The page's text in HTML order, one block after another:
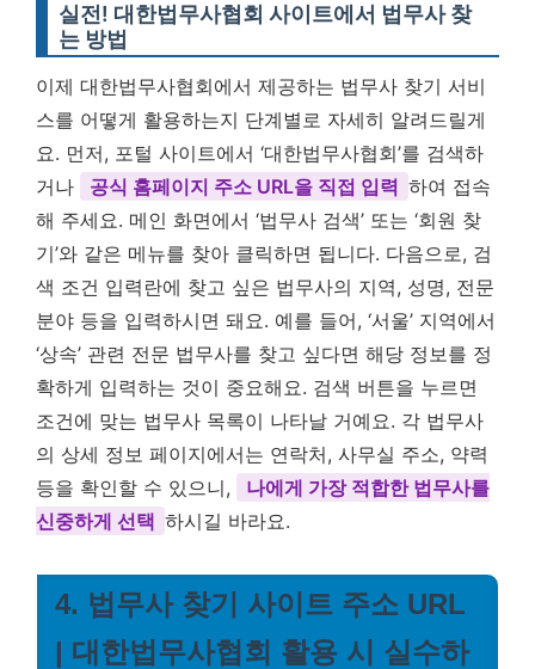
실전! 대한법무사협회 사이트에서 법무사 찾
는 방법
이제 대한법무사협회에서 제공하는 법무사 찾기 서비
스를 어떻게 활용하는지 단계별로 자세히 알려드릴게
요. 먼저, 포털 사이트에서 ‘대한법무사협회’를 검색하
거나
공식 홈페이지 주소 URL을 직접 입력 하여 접속
해 주세요. 메인 화면에서 ‘법무사 검색’ 또는 ‘회원 찾
기’와 같은 메뉴를 찾아 클릭하면 됩니다. 다음으로, 검
색 조건 입력란에 찾고 싶은 법무사의 지역, 성명, 전문
분야 등을 입력하시면 돼요. 예를 들어, ‘서울’ 지역에서
‘상속’ 관련 전문 법무사를 찾고 싶다면 해당 정보를 정
확하게 입력하는 것이 중요해요. 검색 버튼을 누르면
조건에 맞는 법무사 목록이 나타날 거예요. 각 법무사
의 상세 정보 페이지에서는 연락처, 사무실 주소, 약력
등을 확인할 수 있으니,
나에게 가장 적합한 법무사를
신중하게 선택 하시길 바라요.
4. 법무사 찾기 사이트 주소 URL
| 대한법무사협회 활용 시 실수하